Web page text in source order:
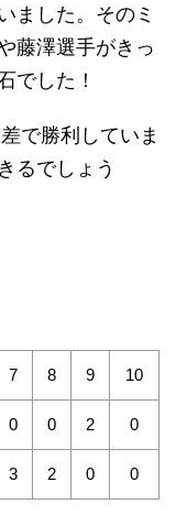
ました。そのミ
藤澤選手がきっ
でした！
で勝利していま
るでしょう
7 8 9 10
0 0 2 0
3 2 0 0